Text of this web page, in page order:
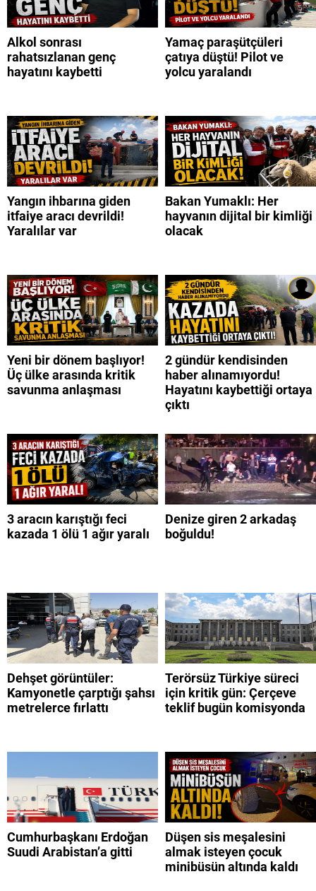
Alkol sonrası
rahatsızlanan genç
hayatını kaybetti
Yamaç paraşütçüleri
çatıya düştü! Pilot ve
yolcu yaralandı
Yangın ihbarına giden
itfaiye aracı devrildi!
Yaralılar var
Bakan Yumaklı: Her
hayvanın dijital bir kimliği
olacak
Yeni bir dönem başlıyor!
Üç ülke arasında kritik
savunma anlaşması
2 gündür kendisinden
haber alınamıyordu!
Hayatını kaybettiği ortaya
çıktı
3 aracın karıştığı feci
kazada 1 ölü 1 ağır yaralı
Denize giren 2 arkadaş
boğuldu!
Dehşet görüntüler:
Kamyonetle çarptığı şahsı
metrelerce fırlattı
Terörsüz Türkiye süreci
için kritik gün: Çerçeve
teklif bugün komisyonda
Cumhurbaşkanı Erdoğan
Suudi Arabistan’a gitti
Düşen sis meşalesini
almak isteyen çocuk
minibüsün altında kaldı